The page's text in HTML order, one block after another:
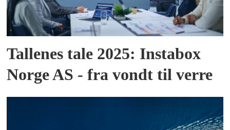
Tallenes tale 2025: Instabox
Norge AS - fra vondt til verre